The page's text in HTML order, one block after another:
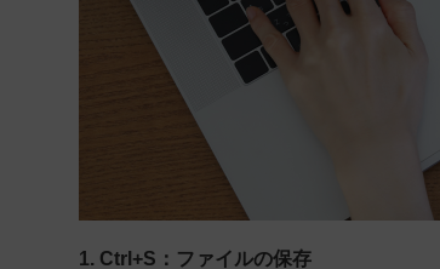
1. Ctrl+S：ファイルの保存